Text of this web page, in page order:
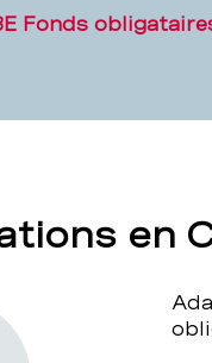
Fonds
en